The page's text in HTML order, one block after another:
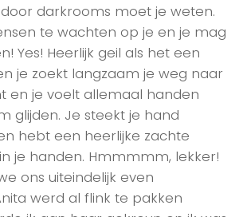
darkrooms moet je weten.
te wachten op je en je mag
Yes! Heerlijk geil als het een
je zoekt langzaam je weg naar
en je voelt allemaal handen
glijden. Je steekt je hand
hebt een heerlijke zachte
je handen. Hmmmmm, lekker!
ons uiteindelijk even
werd al flink te pakken